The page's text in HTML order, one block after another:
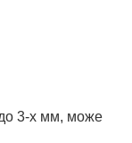
3-х мм, може